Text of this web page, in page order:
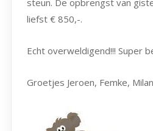
liefst € 850,-.
Echt overweldigend!!! Super
Groetjes Jeroen, Femke,